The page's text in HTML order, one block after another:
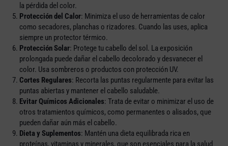
la pérdida del color.
Protección del Calor: Minimiza el uso de herramientas de calor
como secadores, planchas o rizadores. Cuando las uses, aplica
siempre un protector térmico.
Protección Solar: Protege tu cabello del sol. La exposición
prolongada puede dañar el cabello decolorado y desvanecer el
color. Usa sombreros o productos con protección UV.
Cortes Regulares: Recorta las puntas regularmente para evitar las
puntas abiertas y mantener el cabello saludable.
Evitar Químicos Adicionales: Trata de evitar o minimizar el uso de
otros tratamientos químicos, como permanentes o alisados, que
pueden dañar aún más el cabello.
Dieta y Suplementos: Mantén una dieta equilibrada rica en
proteínas, vitaminas y minerales, que son esenciales para la salud